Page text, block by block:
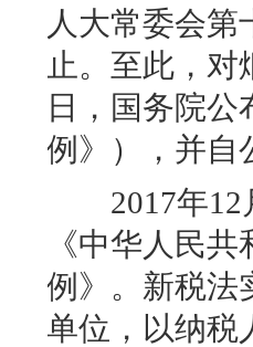
人大常委会
止。至此，
日，国务院
例》），并自
2017年12
《中华人民共
例》。新税法
单位，以纳税